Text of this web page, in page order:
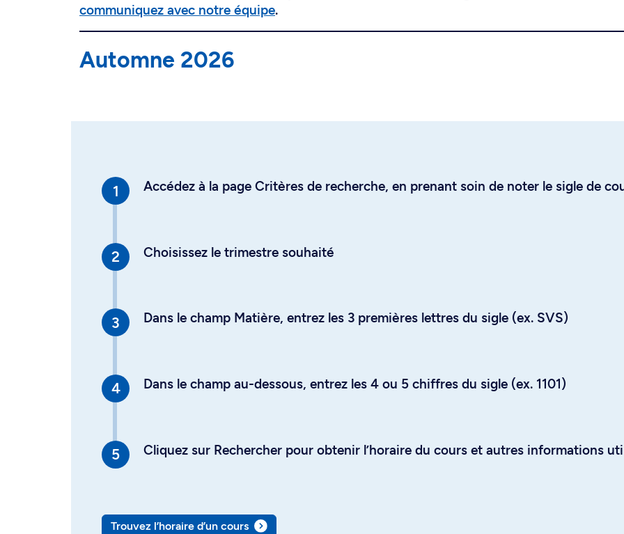
communiquez avec notre équipe.
Automne 2026
Accédez à la page Critères de recherche, en prenant soin de noter le sigle de
Choisissez le trimestre souhaité
Dans le champ Matière, entrez les 3 premières lettres du sigle (ex. SVS)
Dans le champ au-dessous, entrez les 4 ou 5 chiffres du sigle (ex. 1101)
Cliquez sur Rechercher pour obtenir l’horaire du cours et autres informations
Trouvez l’horaire d’un cours